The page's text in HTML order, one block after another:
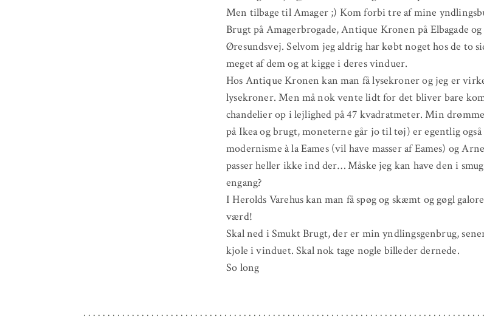
Men tilbage til Amager ;) Kom forbi tre af mine
Brugt på Amagerbrogade, Antique Kronen på Elbagade og
Øresundsvej. Selvom jeg aldrig har købt noget hos de to
meget af dem og at kigge i deres vinduer.
Hos Antique Kronen kan man få lysekroner og jeg er
lysekroner. Men må nok vente lidt for det bliver bare
chandelier op i lejlighed på 47 kvadratmeter. Min
på Ikea og brugt, moneterne går jo til tøj) er egentlig
modernisme à la Eames (vil have masser af Eames) og
passer heller ikke ind der… Måske jeg kan have den i
engang?
I Herolds Varehus kan man få spøg og skæmt og gøgl
værd!
Skal ned i Smukt Brugt, der er min yndlingsgenbrug,
kjole i vinduet. Skal nok tage nogle billeder dernede.
So long